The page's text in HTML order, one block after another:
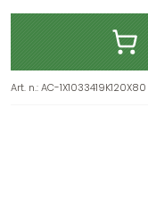
Art. n.:AC-1X1033419K120X80